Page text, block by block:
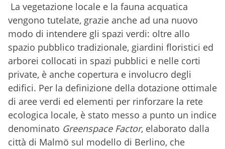
La vegetazione locale e la fauna acquatica
vengono tutelate, grazie anche ad una nuovo
modo di intendere gli spazi verdi: oltre allo
spazio pubblico tradizionale, giardini floristici ed
arborei collocati in spazi pubblici e nelle corti
private, è anche copertura e involucro degli
edifici. Per la definizione della dotazione ottimale
di aree verdi ed elementi per rinforzare la rete
ecologica locale, è stato messo a punto un indice
denominato Greenspace Factor, elaborato dalla
città di Malmö sul modello di Berlino, che